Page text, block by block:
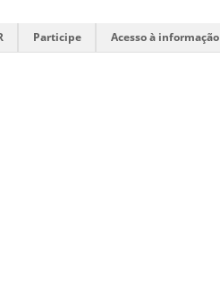
Participe Acesso à informação